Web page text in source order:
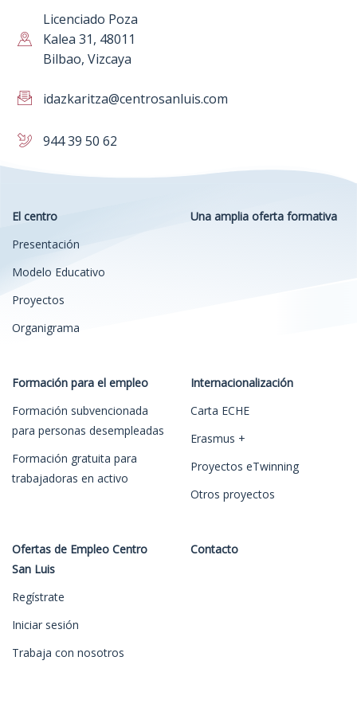
Licenciado Poza
Kalea 31, 48011
Bilbao, Vizcaya
idazkaritza@centrosanluis.com
944 39 50 62
El centro
Presentación
Modelo Educativo
Proyectos
Organigrama
Una amplia oferta formativa
Formación para el empleo
Formación subvencionada
para personas desempleadas
Formación gratuita para
trabajadoras en activo
Internacionalización
Carta ECHE
Erasmus +
Proyectos eTwinning
Otros proyectos
Ofertas de Empleo Centro
San Luis
Regístrate
Iniciar sesión
Trabaja con nosotros
Contacto